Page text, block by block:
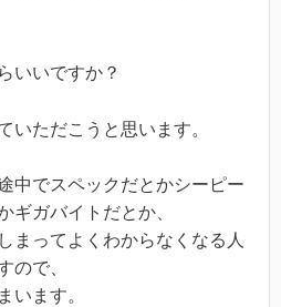
いいですか？
いただこうと思います。
中でスペックだとかシーピー
ギガバイトだとか、
まってよくわからなくなる人
ので、
います。